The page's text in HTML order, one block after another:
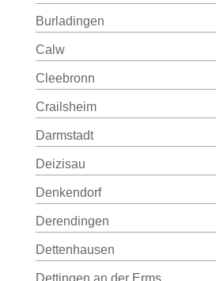
Burladingen
Calw
Cleebronn
Crailsheim
Darmstadt
Deizisau
Denkendorf
Derendingen
Dettenhausen
Dettingen an der Erms